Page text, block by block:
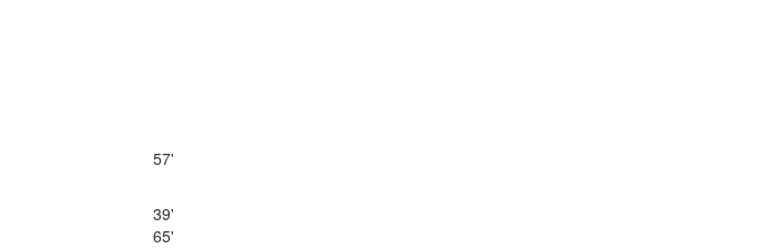
57'
39'
65'